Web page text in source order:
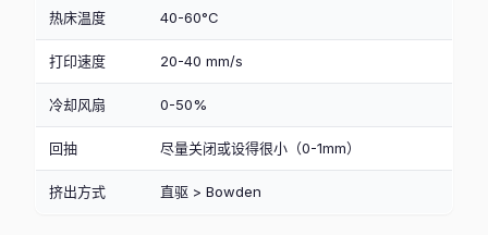
热床温度 40-60°C
打印速度 20-40 mm/s
冷却风扇 0-50%
回抽 尽量关闭或设得很小（0-1mm）
挤出方式 直驱 > Bowden